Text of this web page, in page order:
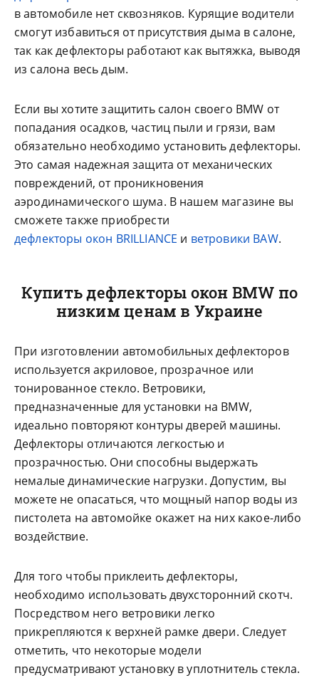
в автомобиле нет сквозняков. Курящие водители
смогут избавиться от присутствия дыма в салоне,
так как дефлекторы работают как вытяжка, выводя
из салона весь дым.
Если вы хотите защитить салон своего BMW от
попадания осадков, частиц пыли и грязи, вам
обязательно необходимо установить дефлекторы.
Это самая надежная защита от механических
повреждений, от проникновения
аэродинамического шума. В нашем магазине вы
сможете также приобрести
дефлекторы окон BRILLIANCE и ветровики BAW.
Купить дефлекторы окон BMW по
низким ценам в Украине
При изготовлении автомобильных дефлекторов
используется акриловое, прозрачное или
тонированное стекло. Ветровики,
предназначенные для установки на BMW,
идеально повторяют контуры дверей машины.
Дефлекторы отличаются легкостью и
прозрачностью. Они способны выдержать
немалые динамические нагрузки. Допустим, вы
можете не опасаться, что мощный напор воды из
пистолета на автомойке окажет на них какое-либо
воздействие.
Для того чтобы приклеить дефлекторы,
необходимо использовать двухсторонний скотч.
Посредством него ветровики легко
прикрепляются к верхней рамке двери. Следует
отметить, что некоторые модели
предусматривают установку в уплотнитель стекла.